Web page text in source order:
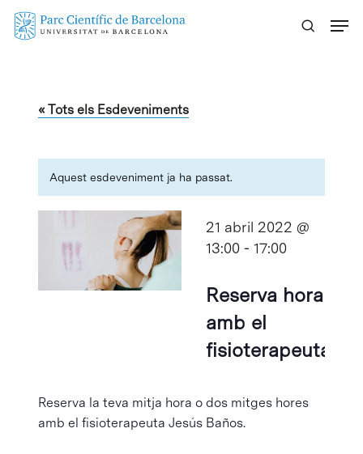
Skip
« Tots els Esdeveniments
Aquest esdeveniment ja ha passat.
21 abril 2022 @
13:00- 17:00
Reserva hora
amb el
fisioterapeuta
Reserva la teva mitja hora o dos mitges hores
amb el fisioterapeuta Jesús Baños.